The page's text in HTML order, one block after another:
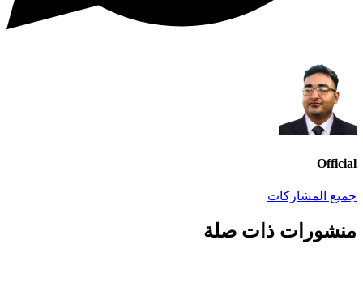
Official
جميع المشاركات
منشورات ذات صلة